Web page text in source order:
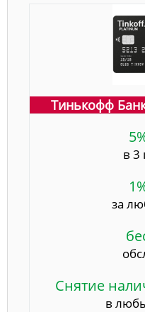
Тинькофф
в 3
за
Снятие
в